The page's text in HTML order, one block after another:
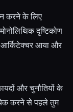
करने के लिए
दृष्टिकोण
आर्किटेक्चर आया और
और चुनौतियों के
चेक करने से पहले तुम